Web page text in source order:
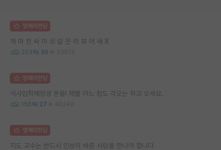
명예의전당
개 미 친 싸 이 코 같 은 리 뷰 어 새 X
203 36 33613
명예의전당
석사입학예정생 분들! 제발 어느 정도 각오는 하고 오세요.
156 27 40240
명예의전당
지도 교수는 반드시 인성이 바른 사람을 만나야 합니다.